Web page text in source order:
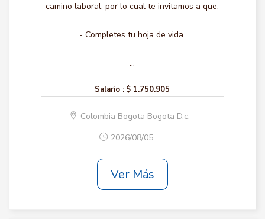
camino laboral, por lo cual te invitamos a que:
- Completes tu hoja de vida.
...
Salario : $ 1.750.905
Colombia Bogota Bogota D.c.
2026/08/05
Ver Más